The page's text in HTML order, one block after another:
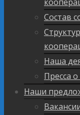
Состав
Наша
Пресса о
Наши